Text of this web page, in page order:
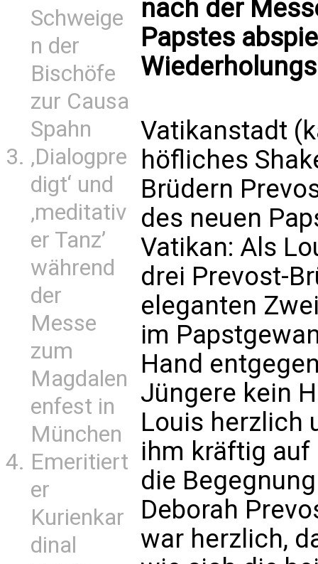
Schweige
n der
Bischöfe
zur Causa
Spahn
‚Dialogpre
digt‘ und
‚meditativ
er Tanz’
während
der
Messe
zum
Magdalen
enfest in
München
Emeritiert
er
Kurienkar
dinal
nach der
Papstes
Vatikanstadt
höfliches
Brüdern
des neuen
Vatikan: Als
drei Prevost-
eleganten
im
Hand
Jüngere kein
Louis herzlich
ihm kräftig auf
die
Deborah
war herzlich,